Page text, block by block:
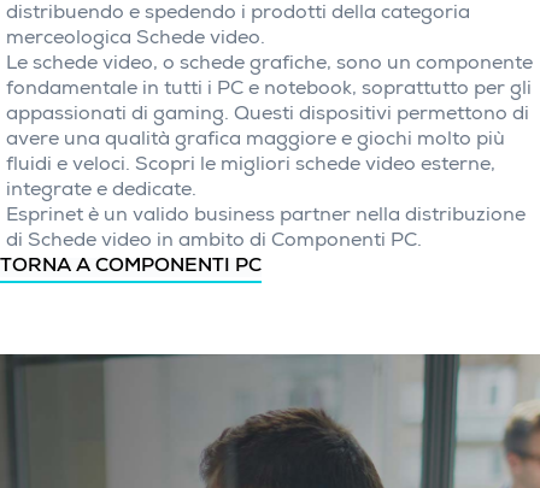
distribuendo e spedendo i prodotti della categoria
merceologica Schede video.
Le schede video, o schede grafiche, sono un componente
fondamentale in tutti i PC e notebook, soprattutto per gli
appassionati di gaming. Questi dispositivi permettono di
avere una qualità grafica maggiore e giochi molto più
fluidi e veloci. Scopri le migliori schede video esterne,
integrate e dedicate.
Esprinet è un valido business partner nella distribuzione
di Schede video in ambito di Componenti PC.
TORNA A COMPONENTI PC